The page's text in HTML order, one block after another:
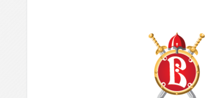
Шанхайские Драконы
Русские
Витязи